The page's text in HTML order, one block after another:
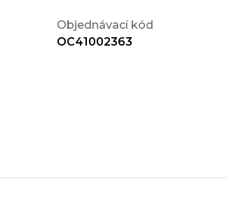
Objednávací kód
OC41002363